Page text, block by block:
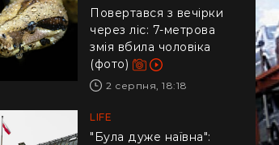
Повертався з вечірки
через ліс: 7-метрова
змія вбила чоловіка
(фото)
2 серпня, 18:18
LIFE
"Була дуже наївна":